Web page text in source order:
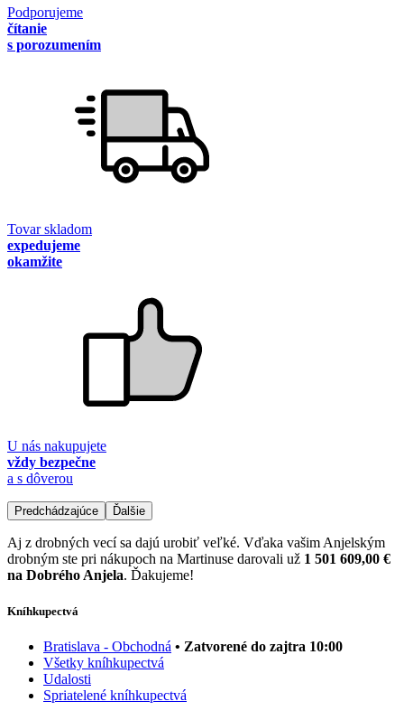
Podporujeme
čítanie
s porozumením
Tovar skladom
expedujeme
okamžite
U nás nakupujete
vždy bezpečne
a s dôverou
Predchádzajúce Ďalšie
Aj z drobných vecí sa dajú urobiť veľké. Vďaka vašim Anjelským
drobným ste pri nákupoch na Martinuse darovali už 1 501 609,00 €
na Dobrého Anjela. Ďakujeme!
Kníhkupectvá
Bratislava - Obchodná • Zatvorené do zajtra 10:00
Všetky kníhkupectvá
Udalosti
Spriatelené kníhkupectvá